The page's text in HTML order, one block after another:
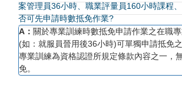
案管理員36小時、職業評量員160小時課程
否可先申請時數抵免作業?
A： 關於專業訓練時數抵免申請作業之在職
(如：就服員晉用後36小時)可單獨申請抵免
專業訓練為資格認證所規定條款內容之一，
免。